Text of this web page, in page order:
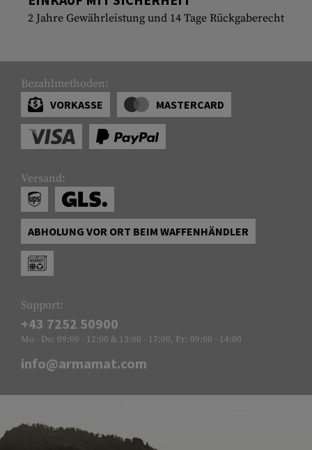
2 Jahre Gewährleistung und 14 Tage Rückgaberecht
Bezahlmethoden:
VORKASSE
MASTERCARD
Versand:
ABHOLUNG VOR ORT BEIM WAFFENHÄNDLER
Support:
+43 7252 50900
Mo - Do: 09:00 - 12:00 & 13:00 - 17:00, Fr: 09:00 - 14:00
info@armamat.com